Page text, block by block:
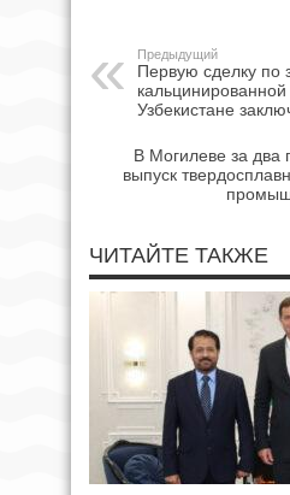
Предыдущий
Первую сделку по
Узбекистане
В Могилеве за два
выпуск
ЧИТАЙТЕ ТАКЖЕ